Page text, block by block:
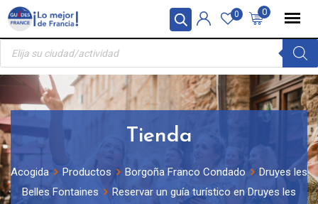
Panel de gestión de cookies
Skip
content
0
0
Búsqueda
productos
Tienda
Acogida Productos Borgoña Franco Condado
Druyes les
Belles Fontaines
Reservar un guía turístico en Druyes les